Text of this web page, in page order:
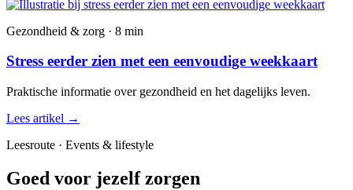
Gezondheid & zorg · 8 min
Stress eerder zien met een eenvoudige weekkaart
Praktische informatie over gezondheid en het dagelijks leven.
Lees artikel →
Leesroute · Events & lifestyle
Goed voor jezelf zorgen